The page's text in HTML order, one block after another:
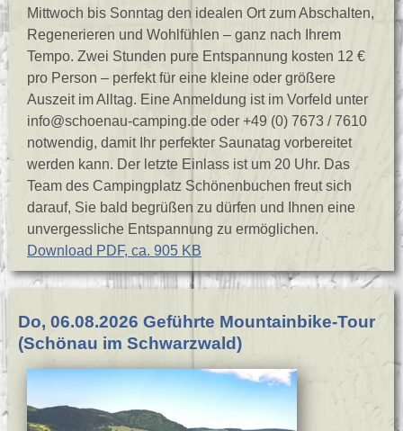
Mittwoch bis Sonntag den idealen Ort zum Abschalten,
Regenerieren und Wohlfühlen – ganz nach Ihrem
Tempo. Zwei Stunden pure Entspannung kosten 12 €
pro Person – perfekt für eine kleine oder größere
Auszeit im Alltag. Eine Anmeldung ist im Vorfeld unter
info@schoenau-camping.de oder +49 (0) 7673 / 7610
notwendig, damit Ihr perfekter Saunatag vorbereitet
werden kann. Der letzte Einlass ist um 20 Uhr. Das
Team des Campingplatz Schönenbuchen freut sich
darauf, Sie bald begrüßen zu dürfen und Ihnen eine
unvergessliche Entspannung zu ermöglichen.
Download PDF, ca. 905 KB
Do, 06.08.2026 Geführte Mountainbike-Tour
(Schönau im Schwarzwald)